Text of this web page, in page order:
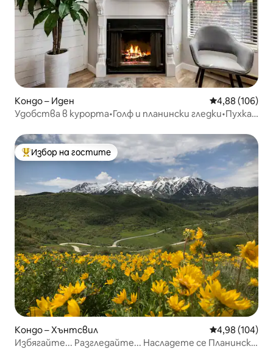
Кондо – Иден Средна
4,88 (106)
Удобства в курорта•Голф и планински гледки•Пухкав
Най-популярен избор на гостите
Избор на гостите
Кондо – Хънтсвил Средна
4,98 (104)
Избягайте... Разгледайте... Насладете се Планинско